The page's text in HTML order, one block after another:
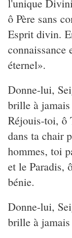
l'unique
ô Père sans
Esprit divin.
connaissance
éternel».
Donne-lui,
brille à
Réjouis-toi, ô
dans ta chair
hommes, toi
et le Paradis,
bénie.
Donne-lui,
brille à